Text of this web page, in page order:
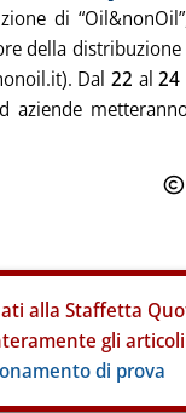
di
della
Dal 22 al24
aziende
alla Staffetta
gli
di prova